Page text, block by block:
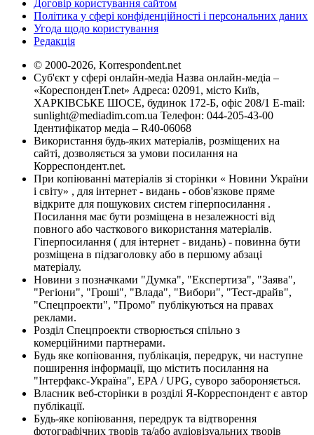
Договір користування сайтом
Політика у сфері конфіденційності і персональних даних
Угода щодо користування
Редакція
© 2000-2026, Korrespondent.net
Суб'єкт у сфері онлайн-медіа Назва онлайн-медіа –
«КореспонденТ.net» Адреса: 02091, місто Київ,
ХАРКІВСЬКЕ ШОСЕ, будинок 172-Б, офіс 208/1 E-mail:
sunlight@mediadim.com.ua Телефон: 044-205-43-00
Ідентифікатор медіа – R40-06068
Використання будь-яких матеріалів, розміщених на
сайті, дозволяється за умови посилання на
Корреспондент.net.
При копіюванні матеріалів зі сторінки « Новини України
і світу» , для інтернет - видань - обов'язкове пряме
відкрите для пошукових систем гіперпосилання .
Посилання має бути розміщена в незалежності від
повного або часткового використання матеріалів.
Гіперпосилання ( для інтернет - видань) - повинна бути
розміщена в підзаголовку або в першому абзаці
матеріалу.
Новини з позначками "Думка", "Експертиза", "Заява",
"Регіони", "Гроші", "Влада", "Вибори", "Тест-драйв",
"Спецпроекти", "Промо" публікуються на правах
реклами.
Розділ Спецпроекти створюється спільно з
комерційними партнерами.
Будь яке копіювання, публікація, передрук, чи наступне
поширення інформації, що містить посилання на
"Інтерфакс-Україна", EPA / UPG, суворо забороняється.
Власник веб-сторінки в розділі Я-Корреспондент є автор
публікації.
Будь-яке копіювання, передрук та відтворення
фотографічних творів та/або аудіовізуальних творів